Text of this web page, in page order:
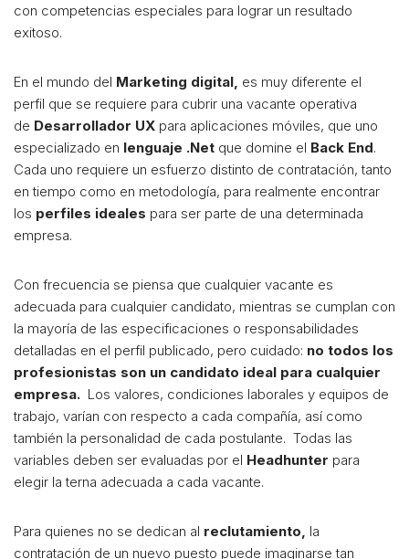
con competencias especiales para lograr un resultado
exitoso.
En el mundo del Marketing digital, es muy diferente el
perfil que se requiere para cubrir una vacante operativa
de Desarrollador UX para aplicaciones móviles, que uno
especializado en lenguaje .Net que domine el Back End.
Cada uno requiere un esfuerzo distinto de contratación, tanto
en tiempo como en metodología, para realmente encontrar
los perfiles ideales para ser parte de una determinada
empresa.
Con frecuencia se piensa que cualquier vacante es
adecuada para cualquier candidato, mientras se cumplan con
la mayoría de las especificaciones o responsabilidades
detalladas en el perfil publicado, pero cuidado: no todos los
profesionistas son un candidato ideal para cualquier
empresa. Los valores, condiciones laborales y equipos de
trabajo, varían con respecto a cada compañía, así como
también la personalidad de cada postulante. Todas las
variables deben ser evaluadas por el Headhunter para
elegir la terna adecuada a cada vacante.
Para quienes no se dedican al reclutamiento, la
contratación de un nuevo puesto puede imaginarse tan